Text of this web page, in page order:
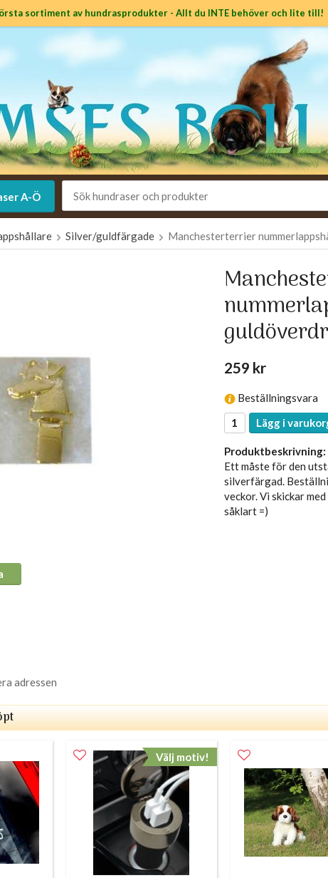
sortiment av hundrasprodukter - Allt du INTE behöver och lite till!
A-Ö
Silver/guldfärgade Manchesterterrier
259 kr
Beställningsvara
Lägg i
Produktbeskrivning:
Ett måste för den
silverfärgad.
veckor. Vi skickar
såklart =)
adressen
Välj motiv!